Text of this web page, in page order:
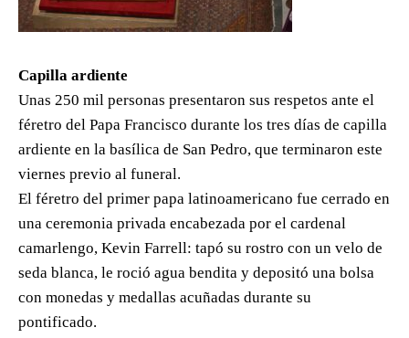
Capilla ardiente
Unas 250 mil personas presentaron sus respetos ante el
féretro del Papa Francisco durante los tres días de capilla
ardiente en la basílica de San Pedro, que terminaron este
viernes previo al funeral.
El féretro del primer papa latinoamericano fue cerrado en
una ceremonia privada encabezada por el cardenal
camarlengo, Kevin Farrell: tapó su rostro con un velo de
seda blanca, le roció agua bendita y depositó una bolsa
con monedas y medallas acuñadas durante su
pontificado.